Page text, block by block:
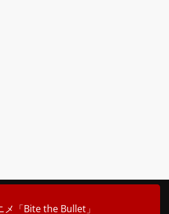
メ「Bite the Bullet」